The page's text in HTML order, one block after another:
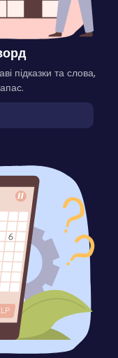
підказки та слова,